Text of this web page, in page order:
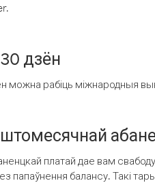
дзён
рабіць міжнародныя
платай дае вам
папаўнення балансу. Такі